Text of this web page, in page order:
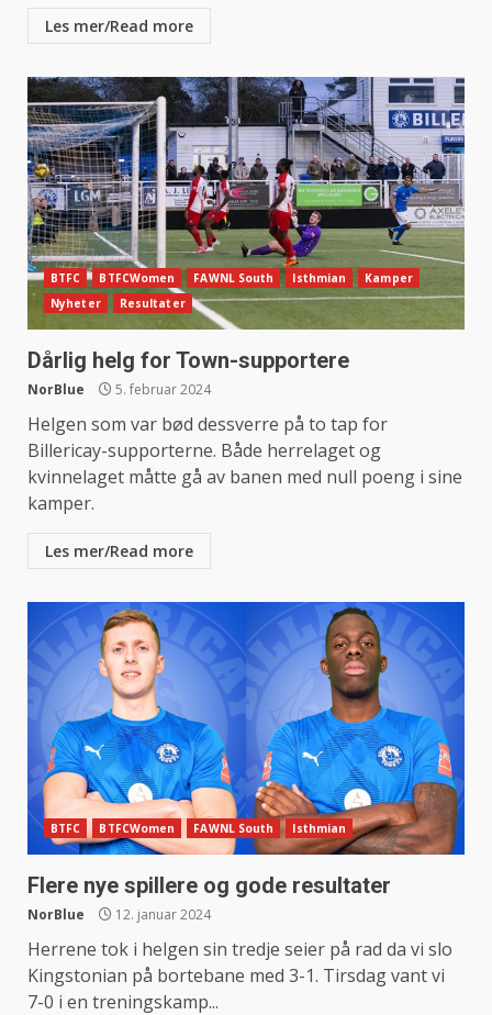
Les mer/Read more
BTFC BTFCWomen FAWNL South Isthmian
Kamper
Nyheter
Resultater
Dårlig helg for Town-supportere
NorBlue 5. februar 2024
Helgen som var bød dessverre på to tap for
Billericay-supporterne. Både herrelaget og
kvinnelaget måtte gå av banen med null poeng i sine
kamper.
Les mer/Read more
BTFC BTFCWomen FAWNL South Isthmian
Flere nye spillere og gode resultater
NorBlue 12. januar 2024
Herrene tok i helgen sin tredje seier på rad da vi slo
Kingstonian på bortebane med 3-1. Tirsdag vant vi
7-0 i en treningskamp...